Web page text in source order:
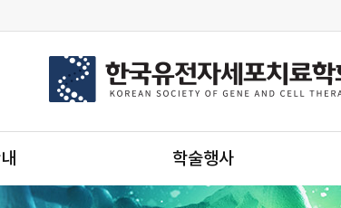
학술행사